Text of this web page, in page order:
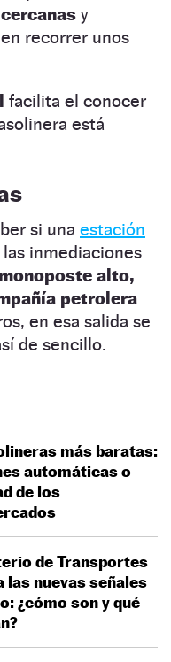
y
recorrer unos
facilita el conocer
está
si una estación
inmediaciones
alto,
petrolera
en esa salida se
de sencillo.
más baratas:
automáticas o
de los
de Transportes
las nuevas señales
¿cómo son y qué